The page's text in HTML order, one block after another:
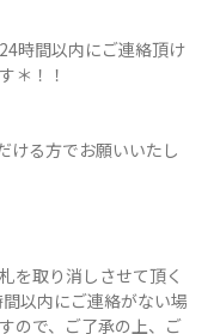
時間以内にご連絡頂け
＊！！
る方でお願いいたし
を取り消しさせて頂く
以内にご連絡がない場
ので、ご了承の上、ご